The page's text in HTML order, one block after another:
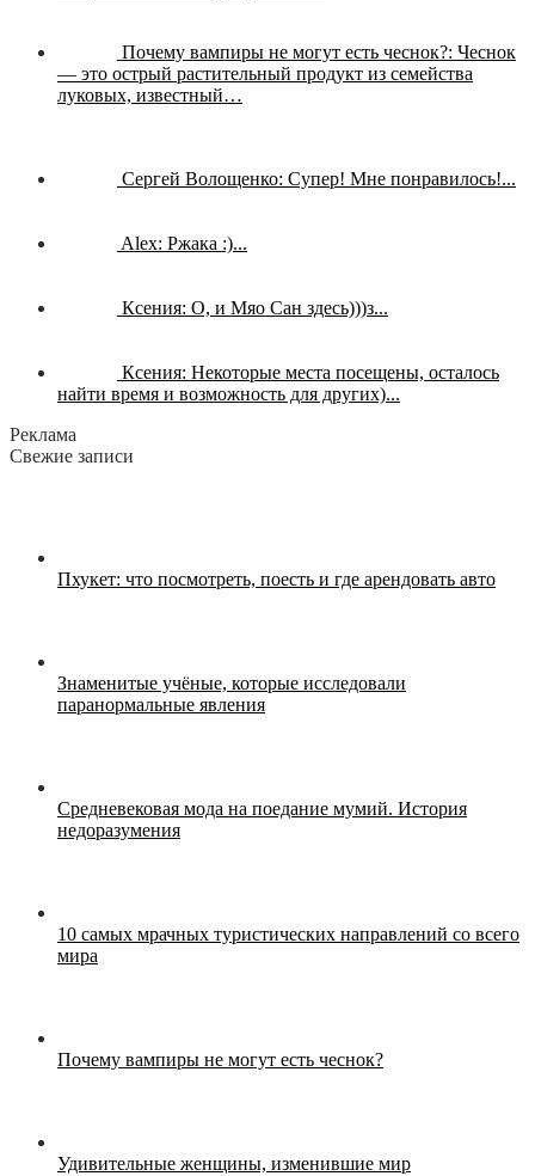
Почему вампиры не могут есть чеснок?: Чеснок
— это острый растительный продукт из семейства
луковых, известный…
Сергей Волощенко: Супер! Мне понравилось!...
Alex: Ржака :)...
Ксения: О, и Мяо Сан здесь)))з...
Ксения: Некоторые места посещены, осталось
найти время и возможность для других)...
Реклама
Свежие записи
Пхукет: что посмотреть, поесть и где арендовать авто
Знаменитые учёные, которые исследовали
паранормальные явления
Средневековая мода на поедание мумий. История
недоразумения
10 самых мрачных туристических направлений со всего
мира
Почему вампиры не могут есть чеснок?
Удивительные женщины, изменившие мир